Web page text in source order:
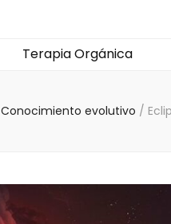
Terapia Orgánica
Conocimiento evolutivo /